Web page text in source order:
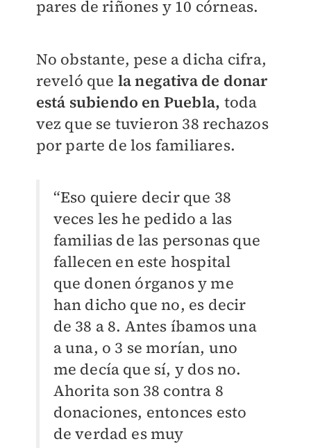
pares de riñones y 10 córneas.
No obstante, pese a dicha cifra,
reveló que la negativa de donar
está subiendo en Puebla, toda
vez que se tuvieron 38 rechazos
por parte de los familiares.
“Eso quiere decir que 38
veces les he pedido a las
familias de las personas que
fallecen en este hospital
que donen órganos y me
han dicho que no, es decir
de 38 a 8. Antes íbamos una
a una, o 3 se morían, uno
me decía que sí, y dos no.
Ahorita son 38 contra 8
donaciones, entonces esto
de verdad es muy